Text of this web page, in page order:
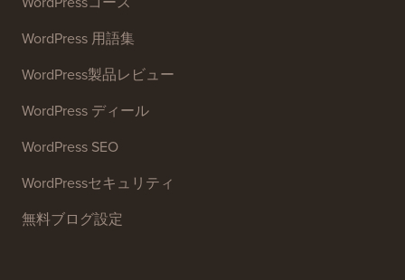
メール署名ジェネレーター
27以上の無料ビジネスツール
リソース
WordPressコース
WordPress 用語集
WordPress製品レビュー